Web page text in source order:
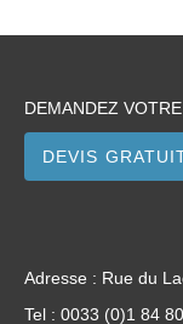
DEMANDEZ
DEVIS
Adresse : Rue du
Tel : 0033 (0)1 84